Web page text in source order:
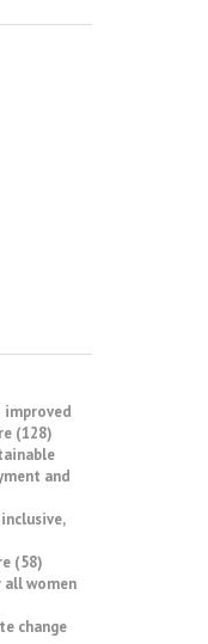
improved
(128)
and
(58)
all women
change